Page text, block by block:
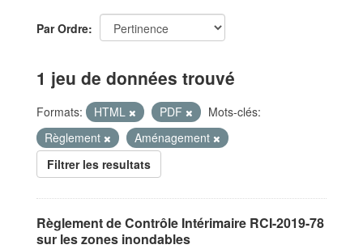
Par Ordre
1 jeu de données trouvé
Formats: HTML PDF
Mots-clés:
Règlement
Aménagement
Filtrer les resultats
Règlement de Contrôle Intérimaire RCI-2019-78
sur les zones inondables